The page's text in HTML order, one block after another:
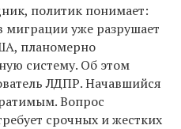
политик понимает:
миграции уже разрушает
планомерно
систему. Об этом
ЛДПР. Начавшийся
Вопрос
срочных и жестких